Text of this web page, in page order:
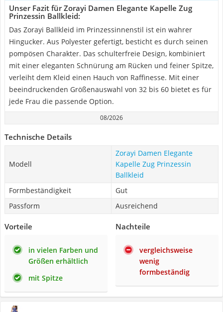
Unser Fazit für Zorayi Damen Elegante Kapelle Zug
Prinzessin Ballkleid:
Das Zorayi Ballkleid im Prinzessinnenstil ist ein wahrer
Hingucker. Aus Polyester gefertigt, besticht es durch seinen
pompösen Charakter. Das schulterfreie Design, kombiniert
mit einer eleganten Schnürung am Rücken und feiner Spitze,
verleiht dem Kleid einen Hauch von Raffinesse. Mit einer
beeindruckenden Größenauswahl von 32 bis 60 bietet es für
jede Frau die passende Option.
08/2026
Technische Details
Modell
Zorayi Damen Elegante
Kapelle Zug Prinzessin
Ballkleid
Formbeständigkeit
Gut
Passform
Ausreichend
Vorteile
in vielen Farben und
Größen erhältlich
mit Spitze
Nachteile
vergleichsweise
wenig
formbeständig